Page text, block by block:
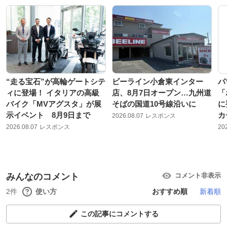
“走る宝石”が高輪ゲートシテ
ィに登場！ イタリアの高級
バイク「MVアグスタ」が展
示イベント 8月9日まで
2026.08.07 レスポンス
ビーライン小倉東インター
店、8月7日オープン…九州道
そばの国道10号線沿いに
2026.08.07 レスポンス
パ
みんなのコメント コメント非表示
2件 使い方 おすすめ順 新着順
この記事にコメントする